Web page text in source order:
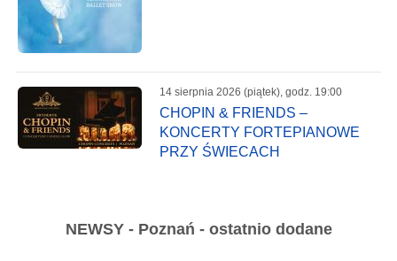
14 sierpnia 2026 (piątek), godz. 19:00
CHOPIN & FRIENDS –
KONCERTY FORTEPIANOWE
PRZY ŚWIECACH
NEWSY - Poznań - ostatnio dodane